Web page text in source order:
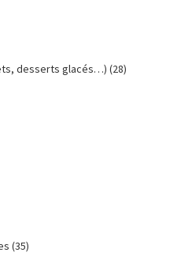
desserts glacés…) (28)
(35)